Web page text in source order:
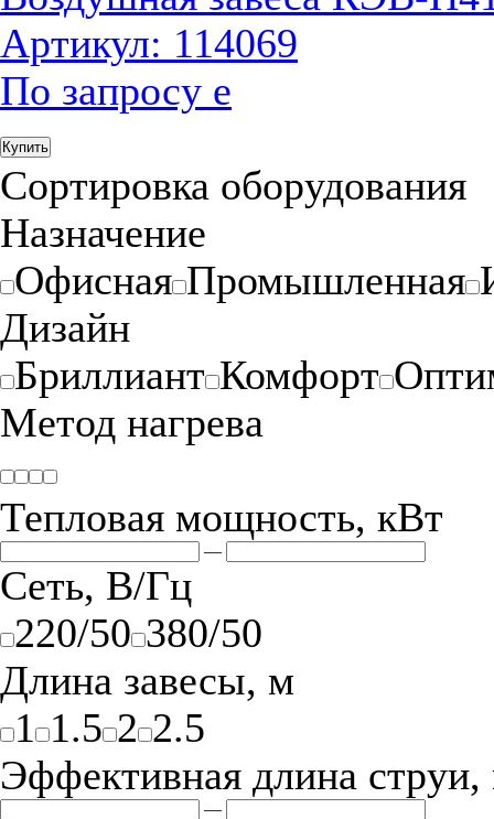
Артикул: 114069
По запросу е
Купить
Сортировка оборудования
Назначение
Офисная Промышленная
Дизайн
Бриллиант Комфорт
Метод нагрева
Тепловая мощность, кВт
—
Сеть, В/Гц
220/50 380/50
Длина завесы, м
1 1.5 2 2.5
Эффективная длина
—